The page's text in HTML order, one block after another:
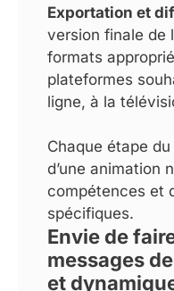
Exportation et
version finale de
formats
plateformes
ligne, à la
Chaque étape
d’une animation
compétences et
spécifiques.
Envie de
messages
et